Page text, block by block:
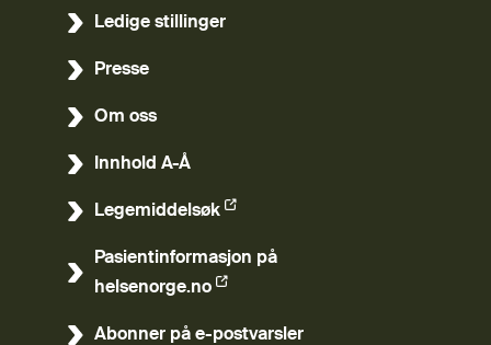
Ledige stillinger
Presse
Om oss
Innhold A-Å
Legemiddelsøk
(Ekstern lenke)
Pasientinformasjon på
helsenorge.no
(Ekstern lenke)
Abonner på e-postvarsler